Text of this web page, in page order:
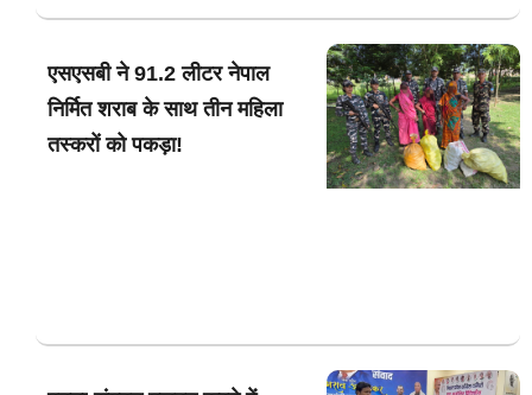
एसएसबी ने 91.2 लीटर नेपाल
निर्मित शराब के साथ तीन महिला
तस्करों को पकड़ा!